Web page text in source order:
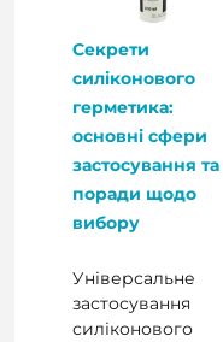
Секрети
силіконового
герметика:
основні сфери
застосування та
поради щодо
вибору
Універсальне
застосування
силіконового